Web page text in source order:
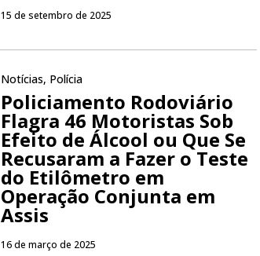
15 de setembro de 2025
Notícias, Polícia
Policiamento Rodoviário
Flagra 46 Motoristas Sob
Efeito de Álcool ou Que Se
Recusaram a Fazer o Teste
do Etilômetro em
Operação Conjunta em
Assis
16 de março de 2025